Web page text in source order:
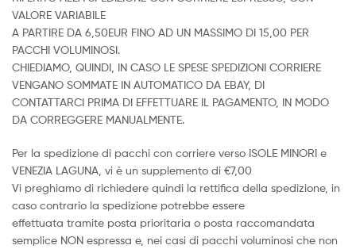
VALORE VARIABILE
A PARTIRE DA 6,50EUR FINO AD UN MASSIMO DI 15,00 PER
PACCHI VOLUMINOSI.
CHIEDIAMO, QUINDI, IN CASO LE SPESE SPEDIZIONI CORRIERE
VENGANO SOMMATE IN AUTOMATICO DA EBAY, DI
CONTATTARCI PRIMA DI EFFETTUARE IL PAGAMENTO, IN MODO
DA CORREGGERE MANUALMENTE.
Per la spedizione di pacchi con corriere verso ISOLE MINORI e
VENEZIA LAGUNA, vi è un supplemento di €7,00
Vi preghiamo di richiedere quindi la rettifica della spedizione, in
caso contrario la spedizione potrebbe essere
effettuata tramite posta prioritaria o posta raccomandata
semplice NON espressa e, nei casi di pacchi voluminosi che non